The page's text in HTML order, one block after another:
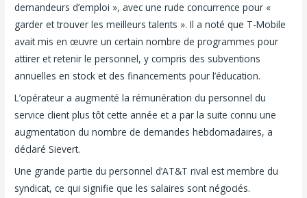
demandeurs d’emploi », avec une rude concurrence pour «
garder et trouver les meilleurs talents ». Il a noté que T-Mobile
avait mis en œuvre un certain nombre de programmes pour
attirer et retenir le personnel, y compris des subventions
annuelles en stock et des financements pour l’éducation.
L’opérateur a augmenté la rémunération du personnel du
service client plus tôt cette année et a par la suite connu une
augmentation du nombre de demandes hebdomadaires, a
déclaré Sievert.
Une grande partie du personnel d’AT&T rival est membre du
syndicat, ce qui signifie que les salaires sont négociés.